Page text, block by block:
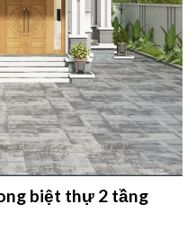
biệt thự 2 tầng